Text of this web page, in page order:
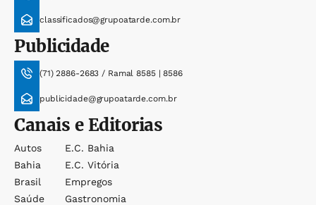
classificados@grupoatarde.com.br
Publicidade
(71) 2886-2683 / Ramal 8585 | 8586
publicidade@grupoatarde.com.br
Canais e Editorias
Autos
Bahia
Brasil
Saúde
E.c. Bahia
E.c. Vitória
Empregos
Gastronomia